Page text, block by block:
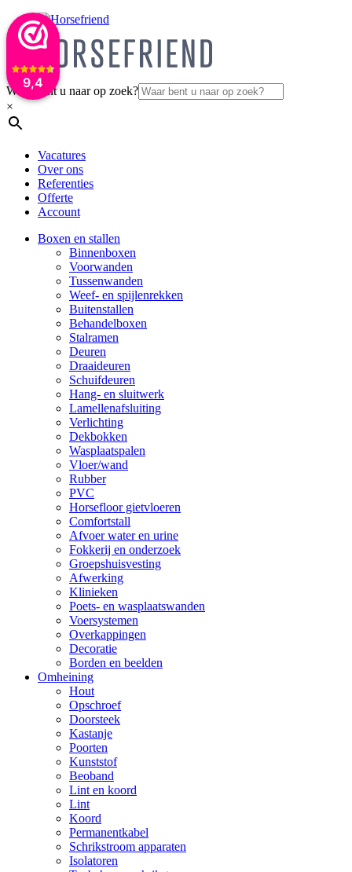
9,4
Waar bent u naar op zoek?
×
Vacatures
Over ons
Referenties
Offerte
Account
Boxen en stallen
Binnenboxen
Voorwanden
Tussenwanden
Weef- en spijlenrekken
Buitenstallen
Behandelboxen
Stalramen
Deuren
Draaideuren
Schuifdeuren
Hang- en sluitwerk
Lamellenafsluiting
Verlichting
Dekbokken
Wasplaatspalen
Vloer/wand
Rubber
PVC
Horsefloor gietvloeren
Comfortstall
Afvoer water en urine
Fokkerij en onderzoek
Groepshuisvesting
Afwerking
Klinieken
Poets- en wasplaatswanden
Voersystemen
Overkappingen
Decoratie
Borden en beelden
Omheining
Hout
Opschroef
Doorsteek
Kastanje
Poorten
Kunststof
Beoband
Lint en koord
Lint
Koord
Permanentkabel
Schrikstroom apparaten
Isolatoren